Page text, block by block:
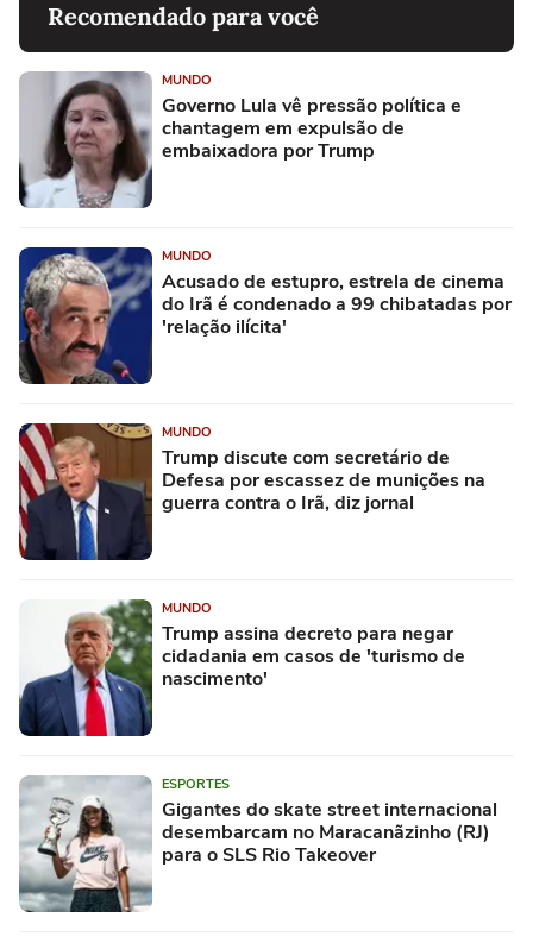
Recomendado para você
MUNDO
Governo Lula vê pressão política e
chantagem em expulsão de
embaixadora por Trump
MUNDO
Acusado de estupro, estrela de cinema
do Irã é condenado a 99 chibatadas por
'relação ilícita'
MUNDO
Trump discute com secretário de
Defesa por escassez de munições na
guerra contra o Irã, diz jornal
MUNDO
Trump assina decreto para negar
cidadania em casos de 'turismo de
nascimento'
ESPORTES
Gigantes do skate street internacional
desembarcam no Maracanãzinho (RJ)
para o SLS Rio Takeover